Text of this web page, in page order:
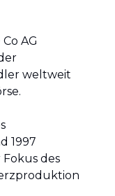
AG
weltweit
1997
des